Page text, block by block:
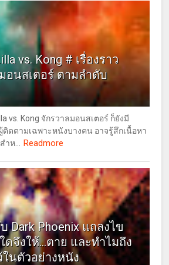
vs. Kong # เรื่องราว
อนสเตอร์ ตามลำดับ
vs. Kong จักรวาลมอนสเตอร์ ก็ยังมี
ติดตามเฉพาะหนังบางคน อาจรู้สึกเนื้อหา
ห...
Readmore
Dark Phoenix แถลงไข
ดจึงให้...ตาย และทำไมถึง
ในตัวอย่างหนัง